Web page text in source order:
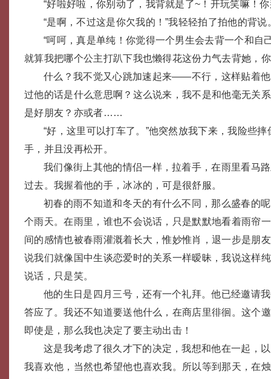
“好啦好啦，你别动了，我背就是了~！开玩笑嘛！
“是啊，不过这是你欠我的！”我轻轻拍了拍他的背说
“呵呵，真是单纯！你觉得一个男生会去背一个和自
就算我把哪个公主打趴下我也懒得花这份力气去背她，
什么？我不觉又心跳加速起来——不行，这样贴着
过他的话是什么意思啊？这么说来，我不是和他毫无关
是好朋友？亦或者……
“好，这里可以打车了。”他突然放我下来，我险些
手，并且没再松开。
我们像街上其他的情侣一样，拉着手，在雨里看马
过去。我握着他的手，冰冰的，可是很舒服。
初春的雨不知道和冬天的有什么不同，那么盛春的
个雨天。在雨里，谁也不会说话，只是默默地看着雨帘
间的感情也被春雨灌溉着长大，惟妙惟肖，退一步是朋
说我们就像国中生谈恋爱时的关系一样暧昧，我说这样
说话，只是笑。
他的生日是四月三号，还有一个礼拜。他已经邀请
答应了。我还不知道要送他什么，在商店里徘徊。这个
即使是，那么我也决定了要主动出击！
这是我考虑了很久才下的决定，我想和他在一起，
我喜欢他，当然也希望他也喜欢我。所以等到那天，在